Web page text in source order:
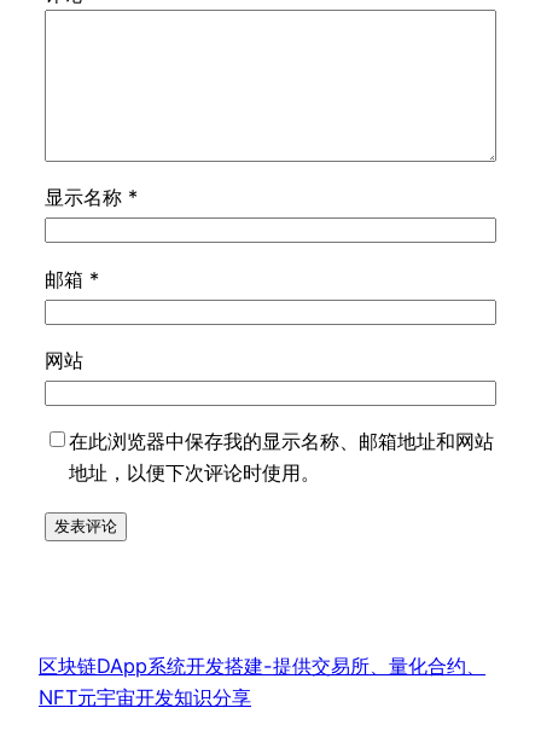
显示名称 *
邮箱 *
网站
在此浏览器中保存我的显示名称、邮箱地址和网站
地址，以便下次评论时使用。
区块链DApp系统开发搭建-提供交易所、量化合约、
NFT元宇宙开发知识分享